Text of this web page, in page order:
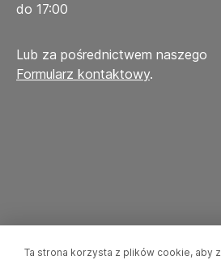
do 17:00
Lub za pośrednictwem naszego
Formularz kontaktowy.
Ta strona korzysta z plików cookie, aby